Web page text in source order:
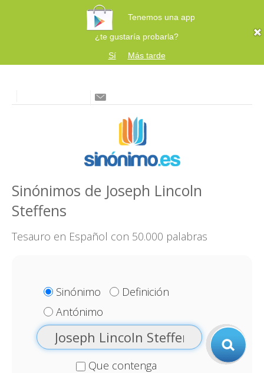
Tenemos una app
¿te gustaría probarla?
Sí
Más tarde
Sinónimos de Joseph Lincoln
Steffens
Tesauro en Español con 50.000 palabras
Sinónimo
Definición
Antónimo
Que contenga